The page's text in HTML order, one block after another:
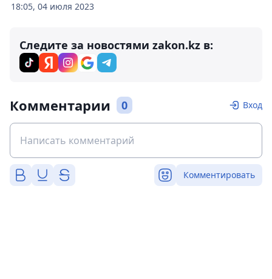
18:05, 04 июля 2023
Следите за новостями zakon.kz в:
Комментарии 0 Вход
Комментировать